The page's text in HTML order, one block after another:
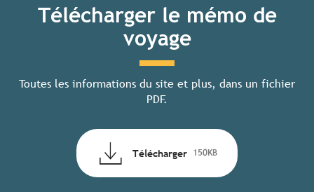
Télécharger le mémo de
voyage
Toutes les informations du site et plus, dans un fichier
PDF.
Télécharger 150KB